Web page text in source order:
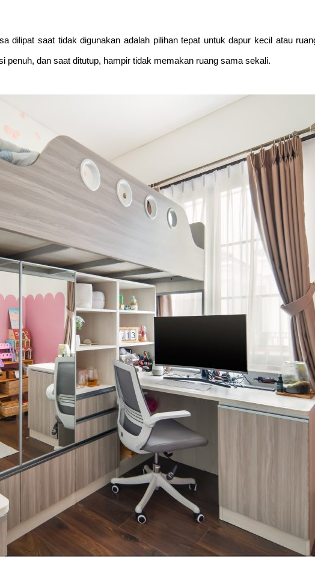
dilipat saat tidak digunakan adalah pilihan tepat untuk dapur kecil atau
penuh, dan saat ditutup, hampir tidak memakan ruang sama sekali.